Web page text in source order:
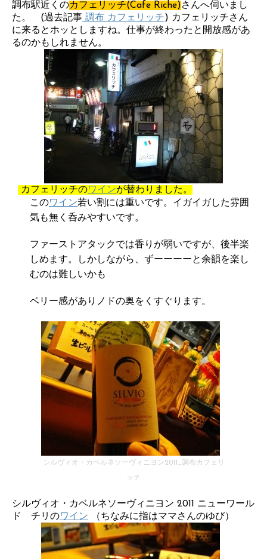
調布駅近くのカフェリッチ(Cafe Riche)さんへ伺いまし
た。 (過去記事 調布 カフェリッチ) カフェリッチさん
に来るとホッとしますね。仕事が終わったと開放感があ
るのかもしれません。
カフェリッチのワインが替わりました。
このワイン若い割には重いです。イガイガした雰囲
気も無く呑みやすいです。
ファーストアタックでは香りが弱いですが、後半楽
しめます。しかしながら、ずーーーーと余韻を楽し
むのは難しいかも
ベリー感がありノドの奥をくすぐります。
シルヴィオ・カベルネソーヴィニヨン2011_調布カフェリ
ッチ
シルヴィオ・カベルネソーヴィニヨン 2011 ニューワール
ド チリのワイン （ちなみに指はママさんのゆび）